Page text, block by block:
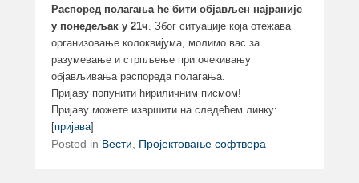
Распоред полагања ће бити објављен најраније
у понедељак у 21ч. Због ситуације која отежава
организовање колоквијума, молимо вас за
разумевање и стрпљење при очекивању
објављивања распореда полагања.
Пријаву попунити ћириличним писмом!
Пријаву можете извршити на следећем линку:
[пријава]
Posted in Вести Пројектовање софтвера